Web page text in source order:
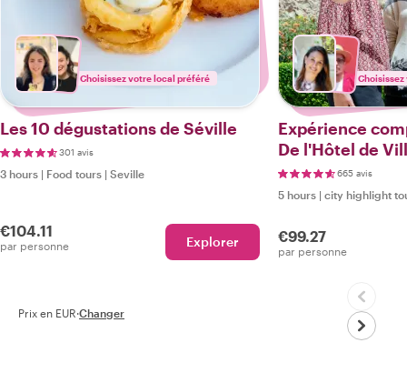
Choisissez votre local préféré
Les 10 dégustations de Séville
301 avis
3 hours | Food tours | Seville
€104.11
par personne Explorer
Expérience
De l'Hôtel de
Triana
665 avis
5 hours | city highlight
€99.27
par personne
Prix en EUR·Changer